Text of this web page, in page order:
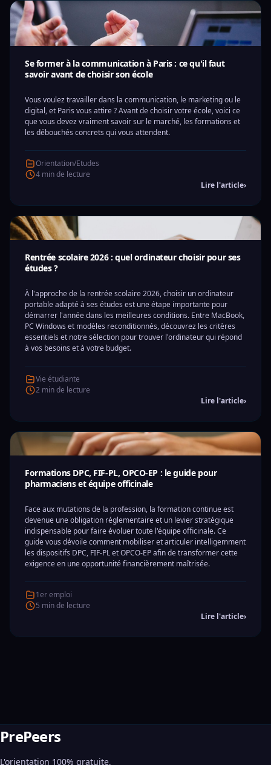
Se former à la communication à Paris : ce qu'il faut
savoir avant de choisir son école
Vous voulez travailler dans la communication, le marketing ou le
digital, et Paris vous attire ? Avant de choisir votre école, voici ce
que vous devez vraiment savoir sur le marché, les formations et
les débouchés concrets qui vous attendent.
Orientation/Etudes
4 min de lecture
Lire l'article›
Rentrée scolaire 2026 : quel ordinateur choisir pour ses
études ?
À l'approche de la rentrée scolaire 2026, choisir un ordinateur
portable adapté à ses études est une étape importante pour
démarrer l'année dans les meilleures conditions. Entre MacBook,
PC Windows et modèles reconditionnés, découvrez les critères
essentiels et notre sélection pour trouver l'ordinateur qui répond
à vos besoins et à votre budget.
Vie étudiante
2 min de lecture
Lire l'article›
Formations DPC, FIF-PL, OPCO-EP : le guide pour
pharmaciens et équipe officinale
Face aux mutations de la profession, la formation continue est
devenue une obligation réglementaire et un levier stratégique
indispensable pour faire évoluer toute l'équipe officinale. Ce
guide vous dévoile comment mobiliser et articuler intelligemment
les dispositifs DPC, FIF-PL et OPCO-EP afin de transformer cette
exigence en une opportunité financièrement maîtrisée.
1er emploi
5 min de lecture
Lire l'article›
PrePeers
L'orientation 100% gratuite,